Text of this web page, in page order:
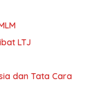
LTJ
dan Tata Cara